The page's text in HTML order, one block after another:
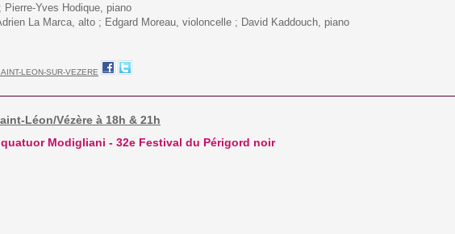
Yves Hodique, piano
La Marca, alto ; Edgard Moreau, violoncelle ; David Kaddouch, piano
LEON-SUR-VEZERE
Léon/Vézère à 18h & 21h
Modigliani - 32e Festival du Périgord noir